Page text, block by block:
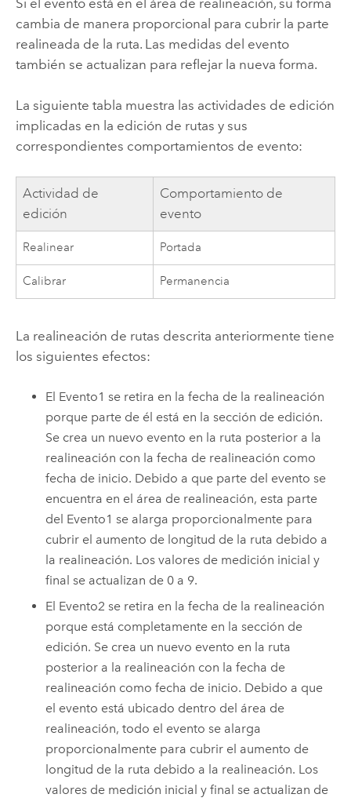
cambia de manera proporcional para cubrir la parte
realineada de la ruta. Las medidas del evento
también se actualizan para reflejar la nueva forma.
La siguiente tabla muestra las actividades de edición
implicadas en la edición de rutas y sus
correspondientes comportamientos de evento:
Actividad de
edición
Comportamiento de
evento
Realinear Portada
Calibrar Permanencia
La realineación de rutas descrita anteriormente tiene
los siguientes efectos:
El Evento1 se retira en la fecha de la realineación
porque parte de él está en la sección de edición.
Se crea un nuevo evento en la ruta posterior a la
realineación con la fecha de realineación como
fecha de inicio. Debido a que parte del evento se
encuentra en el área de realineación, esta parte
del Evento1 se alarga proporcionalmente para
cubrir el aumento de longitud de la ruta debido a
la realineación. Los valores de medición inicial y
final se actualizan de 0 a 9.
El Evento2 se retira en la fecha de la realineación
porque está completamente en la sección de
edición. Se crea un nuevo evento en la ruta
posterior a la realineación con la fecha de
realineación como fecha de inicio. Debido a que
el evento está ubicado dentro del área de
realineación, todo el evento se alarga
proporcionalmente para cubrir el aumento de
longitud de la ruta debido a la realineación. Los
valores de medición inicial y final se actualizan de